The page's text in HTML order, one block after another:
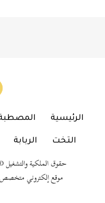
الرئيسية
التخت الربابة
حقوق الملكية والتشغيل © 2022 كافه الحقوق
موقع إلكتروني